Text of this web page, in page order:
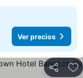
Ver precios
Compartir